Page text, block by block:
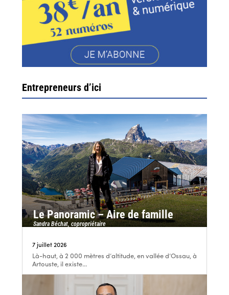
Entrepreneurs d’ici
Le Panoramic – Aire de famille
Sandra Béchat, copropriétaire
7 juillet 2026
Là-haut, à 2 000 mètres d’altitude, en vallée d’Ossau, à
Artouste, il existe...